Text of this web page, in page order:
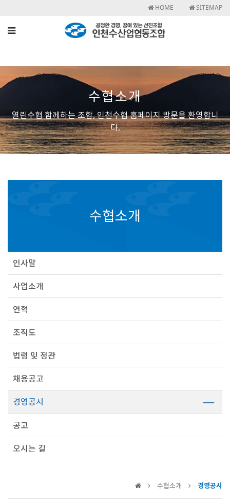
HOME SITEMAP
수협소개
열린수협 함께하는 조합, 인천수협 홈페이지 방문을 환영합니
다.
수협소개
인사말
사업소개
연혁
조직도
법령 및 정관
채용공고
경영공시
공고
오시는 길
수협소개 경영공시